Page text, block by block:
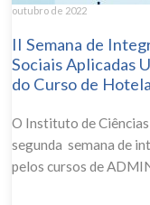
outubro de 2022
II Semana de
Sociais Aplicadas
do Curso de
O Instituto de
segunda semana de
pelos cursos de